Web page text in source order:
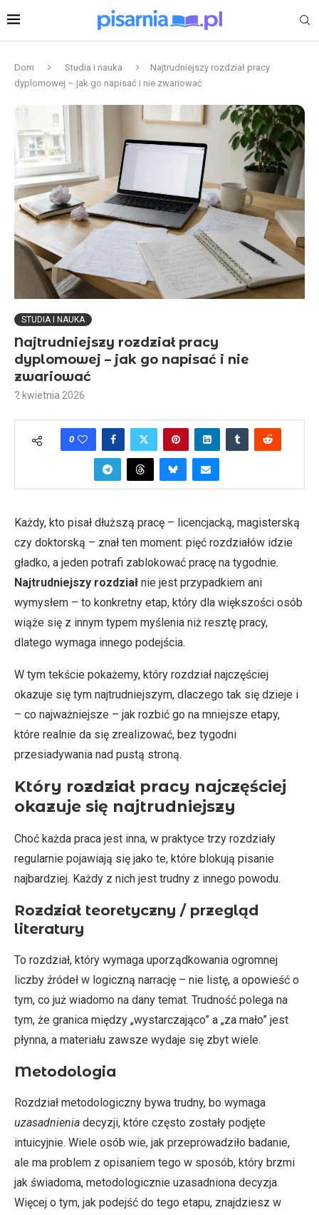
Dom Studia i nauka
Najtrudniejszy rozdział pracy
dyplomowej – jak go napisać i nie zwariować
STUDIA I NAUKA
Najtrudniejszy rozdział pracy
dyplomowej – jak go napisać i nie
zwariować
2 kwietnia 2026
0
Każdy, kto pisał dłuższą pracę – licencjacką, magisterską
czy doktorską – znał ten moment: pięć rozdziałów idzie
gładko, a jeden potrafi zablokować pracę na tygodnie.
Najtrudniejszy rozdział nie jest przypadkiem ani
wymysłem – to konkretny etap, który dla większości osób
wiąże się z innym typem myślenia niż resztę pracy,
dlatego wymaga innego podejścia.
W tym tekście pokażemy, który rozdział najczęściej
okazuje się tym najtrudniejszym, dlaczego tak się dzieje i
– co najważniejsze – jak rozbić go na mniejsze etapy,
które realnie da się zrealizować, bez tygodni
przesiadywania nad pustą stroną.
Który rozdział pracy najczęściej
okazuje się najtrudniejszy
Choć każda praca jest inna, w praktyce trzy rozdziały
regularnie pojawiają się jako te, które blokują pisanie
najbardziej. Każdy z nich jest trudny z innego powodu.
Rozdział teoretyczny / przegląd
literatury
To rozdział, który wymaga uporządkowania ogromnej
liczby źródeł w logiczną narrację – nie listę, a opowieść o
tym, co już wiadomo na dany temat. Trudność polega na
tym, że granica między „wystarczająco” a „za mało” jest
płynna, a materiału zawsze wydaje się zbyt wiele.
Metodologia
Rozdział metodologiczny bywa trudny, bo wymaga
uzasadnienia decyzji, które często zostały podjęte
intuicyjnie. Wiele osób wie, jak przeprowadziło badanie,
ale ma problem z opisaniem tego w sposób, który brzmi
jak świadoma, metodologicznie uzasadniona decyzja.
Więcej o tym, jak podejść do tego etapu, znajdziesz w